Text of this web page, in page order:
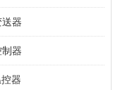
器
器
器